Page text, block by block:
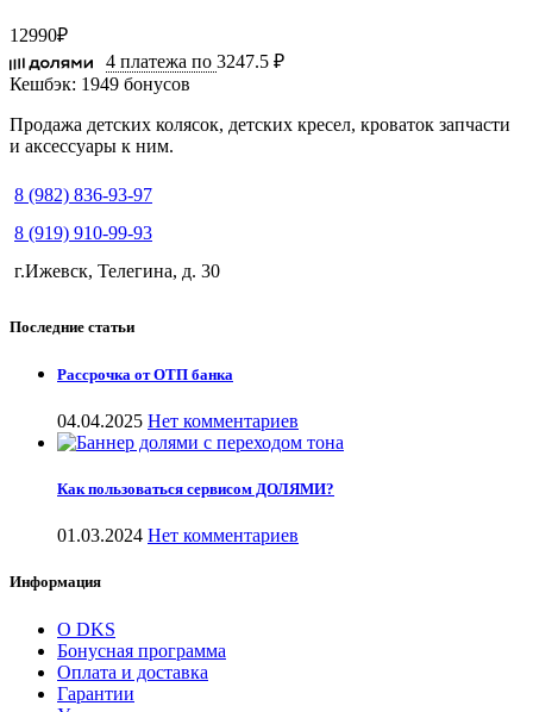
12990₽
4 платежа по 3247.5 ₽
Кешбэк: 1949 бонусов
Продажа детских колясок, детских кресел, кроваток запчасти
и аксессуары к ним.
8 (982) 836-93-97
8 (919) 910-99-93
г.Ижевск, Телегина, д. 30
Последние статьи
Рассрочка от ОТП банка
04.04.2025 Нет комментариев
Как пользоваться сервисом ДОЛЯМИ?
01.03.2024 Нет комментариев
Информация
О DKS
Бонусная программа
Оплата и доставка
Гарантии